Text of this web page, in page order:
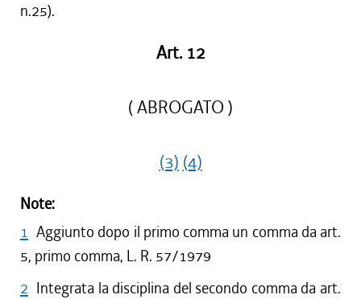
n.25).
Art. 12
( ABROGATO )
(3) (4)
Note:
1 Aggiunto dopo il primo comma un comma da art.
5, primo comma, L. R. 57/1979
2 Integrata la disciplina del secondo comma da art.